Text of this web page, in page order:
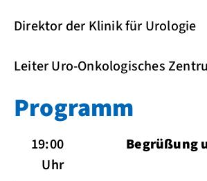
Direktor der Klinik für Urologie
Leiter Uro-Onkologisches
Programm
19:00
Uhr
Begrüßung